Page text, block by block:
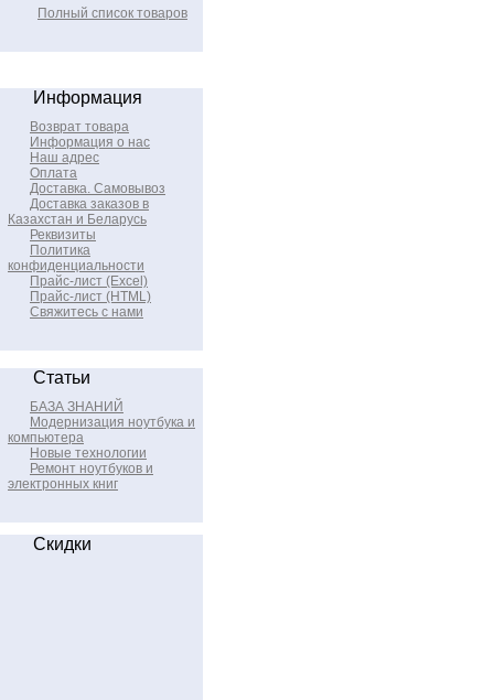
Полный список товаров
Информация
Возврат товара
Информация о нас
Наш адрес
Оплата
Доставка. Самовывоз
Доставка заказов в
Казахстан и Беларусь
Реквизиты
Политика
конфиденциальности
Прайс-лист (Excel)
Прайс-лист (HTML)
Свяжитесь с нами
Статьи
БАЗА ЗНАНИЙ
Модернизация ноутбука и
компьютера
Новые технологии
Ремонт ноутбуков и
электронных книг
Скидки